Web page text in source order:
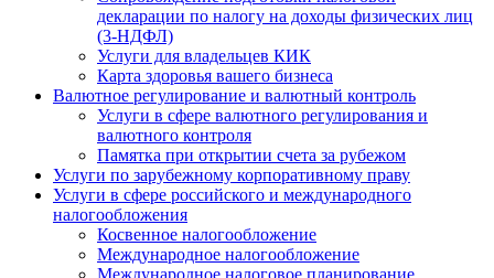
декларации по налогу на доходы физических лиц
(3-НДФЛ)
Услуги для владельцев КИК
Карта здоровья вашего бизнеса
Валютное регулирование и валютный контроль
Услуги в сфере валютного регулирования и
валютного контроля
Памятка при открытии счета за рубежом
Услуги по зарубежному корпоративному праву
Услуги в сфере российского и международного
налогообложения
Косвенное налогообложение
Международное налогообложение
Международное налоговое планирование